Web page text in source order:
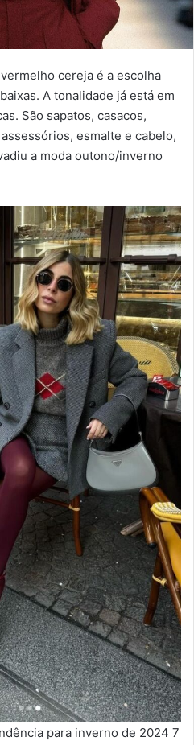
cereja é a escolha
A tonalidade já está em
São sapatos, casacos,
esmalte e cabelo,
a moda outono/inverno
para inverno de 2024 7